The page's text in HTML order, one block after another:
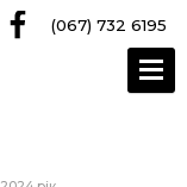
(067) 732 6195